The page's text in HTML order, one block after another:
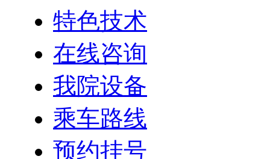
特色技术
在线咨询
我院设备
乘车路线
预约挂号